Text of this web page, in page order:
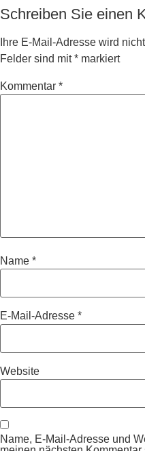
Schreiben Sie einen
Ihre E-Mail-Adresse wird
Felder sind mit* markiert
Kommentar *
Name *
E-Mail-Adresse *
Website
Name, E-Mail-Adresse und